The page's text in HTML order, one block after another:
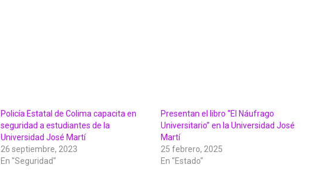
Policía Estatal de Colima capacita en
seguridad a estudiantes de la
Universidad José Martí
26 septiembre, 2023
En "Seguridad"
Presentan el libro “El Náufrago
Universitario” en la Universidad José
Martí
25 febrero, 2025
En "Estado"